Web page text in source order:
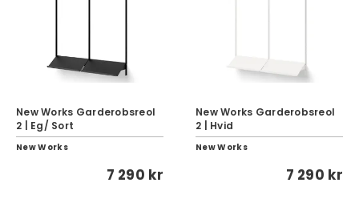
New Works Garderobsreol
2 | Eg/ Sort
New Works
7 290 kr
New Works Garderobsreol
2 | Hvid
New Works
7 290 kr